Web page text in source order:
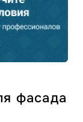
фасада